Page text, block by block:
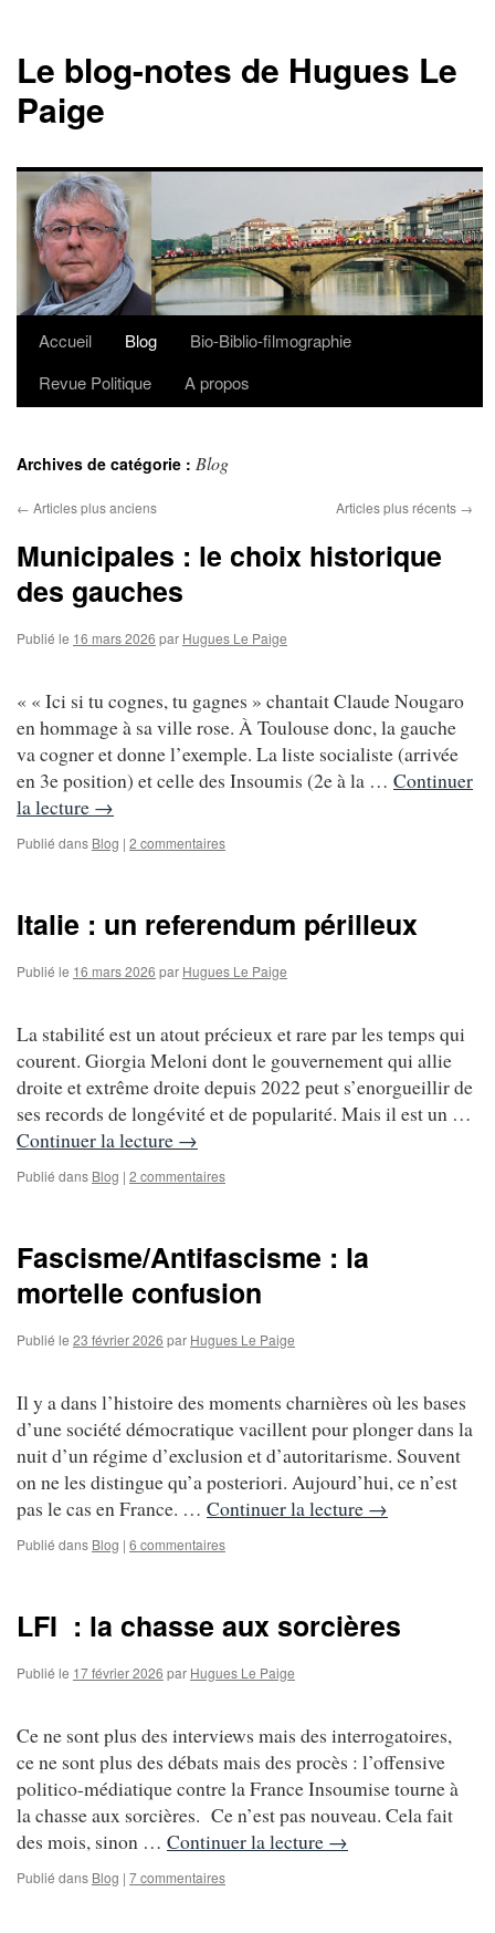
Le blog-notes de Hugues Le
Paige
Aller
Accueil Blog
Bio-Biblio-filmographie
Revue Politique
A propos
Archives de catégorie : Blog
← Articles plus anciens Articles plus récents →
Municipales : le choix historique
des gauches
Publié le 16 mars 2026 par Hugues Le Paige
« « Ici si tu cognes, tu gagnes » chantait Claude Nougaro
en hommage à sa ville rose. À Toulouse donc, la gauche
va cogner et donne l’exemple. La liste socialiste (arrivée
en 3e position) et celle des Insoumis (2e à la … Continuer
la lecture →
Publié dans Blog | 2 commentaires
Italie : un referendum périlleux
Publié le 16 mars 2026 par Hugues Le Paige
La stabilité est un atout précieux et rare par les temps qui
courent. Giorgia Meloni dont le gouvernement qui allie
droite et extrême droite depuis 2022 peut s’enorgueillir de
ses records de longévité et de popularité. Mais il est un …
Continuer la lecture →
Publié dans Blog | 2 commentaires
Fascisme/Antifascisme : la
mortelle confusion
Publié le 23 février 2026 par Hugues Le Paige
Il y a dans l’histoire des moments charnières où les bases
d’une société démocratique vacillent pour plonger dans la
nuit d’un régime d’exclusion et d’autoritarisme. Souvent
on ne les distingue qu’a posteriori. Aujourd’hui, ce n’est
pas le cas en France. … Continuer la lecture →
Publié dans Blog | 6 commentaires
LFI : la chasse aux sorcières
Publié le 17 février 2026 par Hugues Le Paige
Ce ne sont plus des interviews mais des interrogatoires,
ce ne sont plus des débats mais des procès : l’offensive
politico-médiatique contre la France Insoumise tourne à
la chasse aux sorcières. Ce n’est pas nouveau. Cela fait
des mois, sinon … Continuer la lecture →
Publié dans Blog | 7 commentaires